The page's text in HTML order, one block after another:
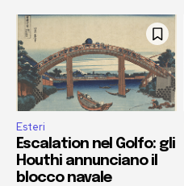
Esteri
Escalation nel Golfo: gli
Houthi annunciano il
blocco navale